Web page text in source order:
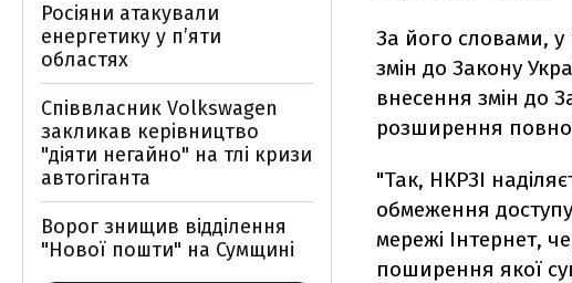
За його словами,
змін до Закону
внесення змін до
розширення
"Так, НКРЗІ
обмеження доступу
мережі Інтернет,
поширення якої
Росіяни атакували
енергетику у пʼяти
областях
Співвласник Volkswagen
закликав керівництво
"діяти негайно" на тлі кризи
автогіганта
Ворог знищив відділення
"Нової пошти" на Сумщині